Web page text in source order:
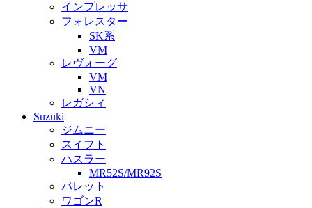
インプレッサ
フォレスター
SK系
VM
レヴォーグ
VM
VN
レガシィ
Suzuki
ジムニー
スイフト
ハスラー
MR52S/MR92S
パレット
ワゴンR